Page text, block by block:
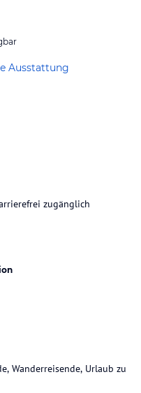
Ausstattung
zugänglich
Wanderreisende, Urlaub zu